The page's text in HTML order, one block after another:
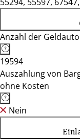
Anzahl der
19594
Auszahlung von
ohne Kosten
Nein